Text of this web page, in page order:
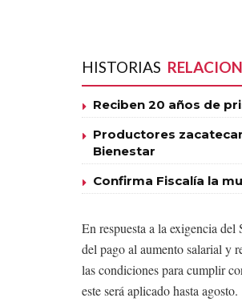
HISTORIAS
Reciben 20 años de
Productores
Bienestar
Confirma Fiscalía la
En respuesta a la exigencia
del pago al aumento salarial y
las condiciones para cumplir
este será aplicado hasta agosto.